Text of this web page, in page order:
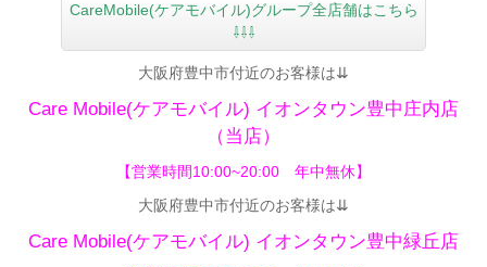
CareMobile(ケアモバイル)グループ全店舗はこちら
⇩⇩⇩
大阪府豊中市付近のお客様は⇊
Care Mobile(ケアモバイル) イオンタウン豊中庄内店
（当店）
【営業時間10:00~20:00 年中無休】
大阪府豊中市付近のお客様は⇊
Care Mobile(ケアモバイル) イオンタウン豊中緑丘店